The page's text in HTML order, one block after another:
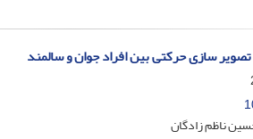
سازی حرکتی بین افراد جوان و سالمند
ناظم زادگان